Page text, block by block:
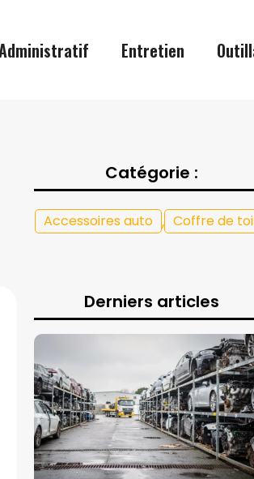
Entretien
Catégorie :
Accessoires auto , Coffre de
Derniers articles